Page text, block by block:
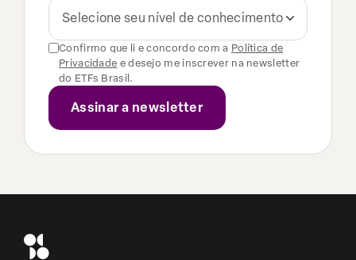
Selecione seu nível de conhecimento
Confirmo que li e concordo com a Política de
Privacidade e desejo me inscrever na newsletter
do ETFs Brasil.